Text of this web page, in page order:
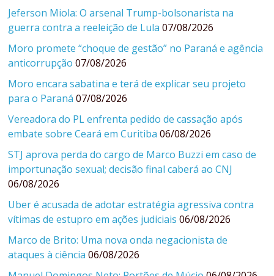
Jeferson Miola: O arsenal Trump-bolsonarista na
guerra contra a reeleição de Lula 07/08/2026
Moro promete “choque de gestão” no Paraná e agência
anticorrupção 07/08/2026
Moro encara sabatina e terá de explicar seu projeto
para o Paraná 07/08/2026
Vereadora do PL enfrenta pedido de cassação após
embate sobre Ceará em Curitiba 06/08/2026
STJ aprova perda do cargo de Marco Buzzi em caso de
importunação sexual; decisão final caberá ao CNJ
06/08/2026
Uber é acusada de adotar estratégia agressiva contra
vítimas de estupro em ações judiciais 06/08/2026
Marco de Brito: Uma nova onda negacionista de
ataques à ciência 06/08/2026